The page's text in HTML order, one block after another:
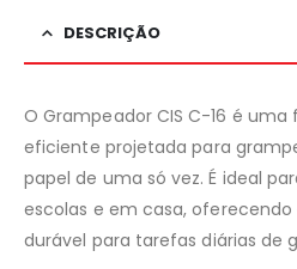
DESCRIÇÃO
O Grampeador CIS C-16 é
eficiente projetada para
papel de uma só vez. É ideal
escolas e em casa,
durável para tarefas diárias de